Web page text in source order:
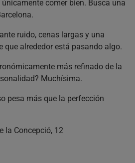
comer bien. Busca una
ruido, cenas largas y una
que alrededor está pasando algo.
más refinado de la
Muchísima.
pesa más que la perfección
la Concepció, 12